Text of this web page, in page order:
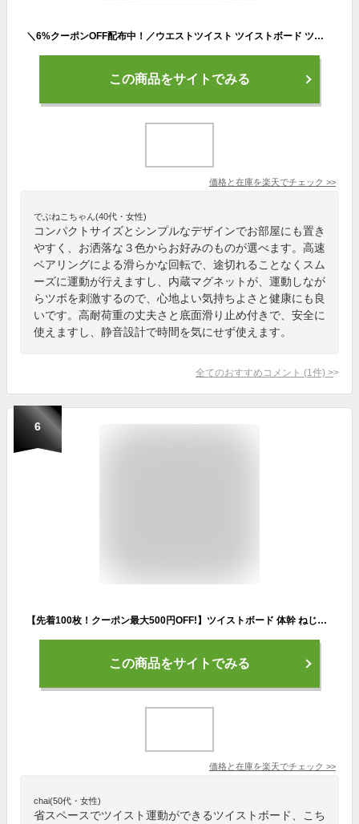
＼6%クーポンOFF配布中！／ウエストツイスト ツイストボード ツイスト運動 ダイエット器具 フィットネス エクササイズ 有酸素運動 お腹痩せ 腹筋運動 ウエスト引き締め 室内運動 ステッパー代用 コンパクト運動器具 家トレ 初心者向け 健康グッズ
この商品をサイトでみる
価格と在庫を楽天でチェック >>
でぶねこちゃん(40代・女性)
コンパクトサイズとシンプルなデザインでお部屋にも置き
やすく、お洒落な３色からお好みのものが選べます。高速
ベアリングによる滑らかな回転で、途切れることなくスム
ーズに運動が行えますし、内蔵マグネットが、運動しなが
らツボを刺激するので、心地よい気持ちよさと健康にも良
いです。高耐荷重の丈夫さと底面滑り止め付きで、安全に
使えますし、静音設計で時間を気にせず使えます。
全てのおすすめコメント (1 件) >
6
【先着100枚！クーポン最大500円OFF!】ツイストボード 体幹 ねじり運動 ウエスト ダイエット 回転軸 体幹トレーニング ウエストツイスト スピンボード バランス スピントレーナー 運動不足 室内 健康器具 姿勢矯正 痛み緩和 血行促進 解消 家庭用 自宅
この商品をサイトでみる
価格と在庫を楽天でチェック >>
chai(50代・女性)
省スペースでツイスト運動ができるツイストボード、こち